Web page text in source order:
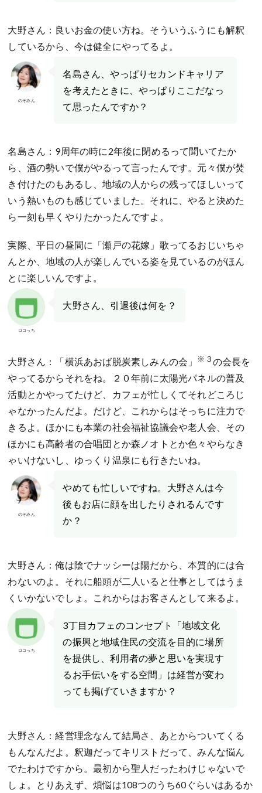
大野さん：良いお金の使い方ね。そういうふうにも解釈
しているから、今は健全にやってるよ。
のぞみん
名島さん、やっぱりセカンドキャリア
を考えたときに、やっぱりここだなっ
て思ったんですか？
名島さん：9周年の時に2年後に閉めるって聞いてたか
ら、酒の勢いで僕がやるって言ったんです。元々僕が焚
き付けたのもあるし、地域の人からの残ってほしいって
いう熱いものも感じていました。それに、やると決めた
ら一刻も早くやりたかったんですよ。
実際、平日の昼間に「瀬戸の花嫁」歌ってるおじいちゃ
んとか、地域の人が楽しんでいる姿を見ているのがほん
とに楽しいんですよ。
ロコっち
大野さん、引退後は何を？
大野さん：「横浜あおば脱炭素しみんの会」 ※３の会長を
やってるからそれをね。２０年前に太陽光パネルの普及
活動とかやってたけど、カフェが忙しくてそれどころじ
ゃなかったんだよ。だけど、これからはそっちに注力で
きるよ。ほかにも本業の社会福祉協議会や老人会、その
ほかにも高齢者の合唱団とか森ノオトとか色々やらなき
ゃいけないし、ゆっくり温泉にも行きたいね。
のぞみん
やめても忙しいですね。大野さんは今
後もお店に顔を出したりされるんです
か？
大野さん：俺は陰でナッシーは陽だから、本質的には合
わないのよ。それに船頭が二人いると仕事としてはうま
くいかないでしょ。これからはお客さんとして来るよ。
ロコっち
3丁目カフェのコンセプト「地域文化
の振興と地域住民の交流を目的に場所
を提供し、利用者の夢と思いを実現す
るお手伝いをする空間」は経営が変わ
っても掲げていきますか？
大野さん：経営理念なんて結局さ、あとからついてくる
もんなんだよ。釈迦だってキリストだって、みんな悩ん
でたわけですから。最初から聖人だったわけじゃないで
しょ。とりあえず、煩悩は108つのうち60ぐらいはあるか